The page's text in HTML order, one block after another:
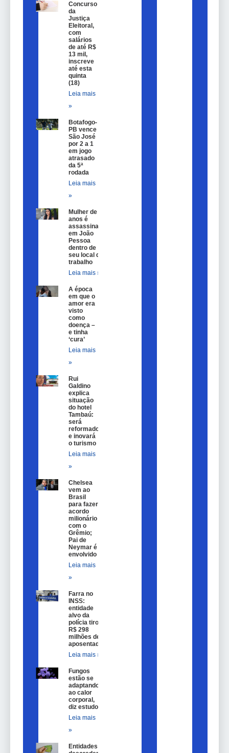
Concurso
da
Justiça
Eleitoral,
com
salários
de até R$
13 mil,
inscreve
até esta
quinta
(18)
Leia mais
»
Botafogo-
PB vence
São José
por 2 a 1
em jogo
atrasado
da 5ª
rodada
Leia mais
»
Mulher de 25
anos é
assassinada
em João
Pessoa
dentro de
seu local de
trabalho
Leia mais »
A época
em que o
amor era
visto
como
doença –
e tinha
‘cura’
Leia mais
»
Rui
Galdino
explica
situação
do hotel
Tambaú:
será
reformado
e inovará
o turismo
Leia mais
»
Chelsea
vem ao
Brasil
para fazer
acordo
milionário
com o
Grêmio;
Pai de
Neymar é
envolvido
Leia mais
»
Farra no
INSS:
entidade
alvo da
polícia tirou
R$ 298
milhões de
aposentados
Leia mais »
Fungos
estão se
adaptando
ao calor
corporal,
diz estudo
Leia mais
»
Entidades são